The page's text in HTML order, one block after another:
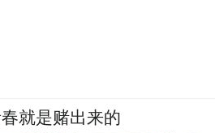
就是赌出来的